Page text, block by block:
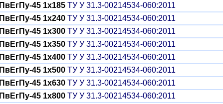
ПвЕгПу-45 1x185 ТУ У 31.3-00214534-060:2011
ПвЕгПу-45 1x240 ТУ У 31.3-00214534-060:2011
ПвЕгПу-45 1x300 ТУ У 31.3-00214534-060:2011
ПвЕгПу-45 1x350 ТУ У 31.3-00214534-060:2011
ПвЕгПу-45 1x400 ТУ У 31.3-00214534-060:2011
ПвЕгПу-45 1x500 ТУ У 31.3-00214534-060:2011
ПвЕгПу-45 1x630 ТУ У 31.3-00214534-060:2011
ПвЕгПу-45 1x800 ТУ У 31.3-00214534-060:2011